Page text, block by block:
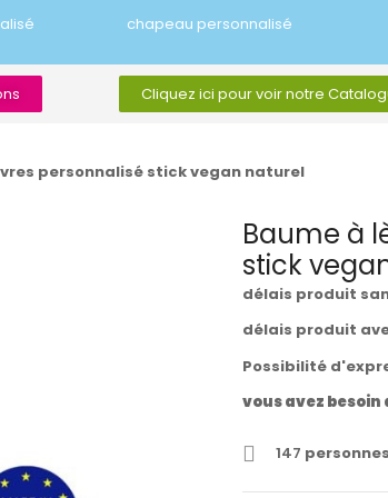
chapeau personnalisé
Cliquez ici pour voir notre
personnalisé stick vegan naturel
Baume à
stick
délais produit
délais produit
Possibilité
vous avez
147